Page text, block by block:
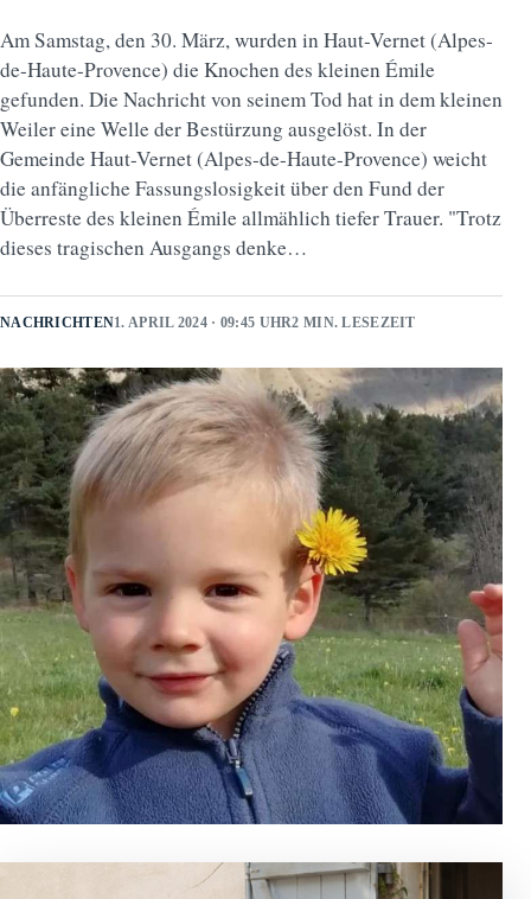
Am Samstag, den 30. März, wurden in Haut-Vernet (Alpes-
de-Haute-Provence) die Knochen des kleinen Émile
gefunden. Die Nachricht von seinem Tod hat in dem kleinen
Weiler eine Welle der Bestürzung ausgelöst. In der
Gemeinde Haut-Vernet (Alpes-de-Haute-Provence) weicht
die anfängliche Fassungslosigkeit über den Fund der
Überreste des kleinen Émile allmählich tiefer Trauer. "Trotz
dieses tragischen Ausgangs denke…
NACHRICHTEN1. APRIL 2024 · 09:45 UHR2 MIN. LESEZEIT